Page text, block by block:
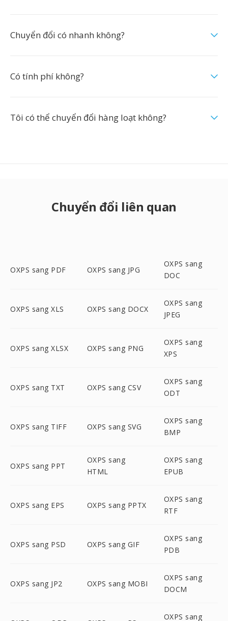
Chuyển đổi có nhanh không?
Có tính phí không?
Tôi có thể chuyển đổi hàng loạt không?
Chuyển đổi liên quan
OXPS sang PDF OXPS sang JPG
OXPS sang
DOC
OXPS sang XLS OXPS sang DOCX
OXPS sang
JPEG
OXPS sang XLSX OXPS sang PNG
OXPS sang
XPS
OXPS sang TXT OXPS sang CSV
OXPS sang
ODT
OXPS sang TIFF OXPS sang SVG
OXPS sang
BMP
OXPS sang PPT
OXPS sang
HTML
OXPS sang
EPUB
OXPS sang EPS OXPS sang PPTX
OXPS sang
RTF
OXPS sang PSD OXPS sang GIF
OXPS sang
PDB
OXPS sang JP2 OXPS sang MOBI
OXPS sang
DOCM
OXPS sang